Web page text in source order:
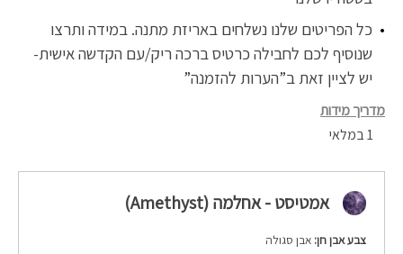
כל הפריטים שלנו נשלחים באריזת מתנה. במידה ותרצו
שנוסיף לכם לחבילה כרטיס ברכה ריק/עם הקדשה אישית-
יש לציין זאת ב”הערות להזמנה”
מדריך מידות
1 במלאי
אמטיסט - אחלמה (Amethyst)
צבע אבן חן: אבן סגולה